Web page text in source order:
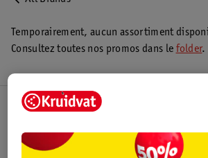
Temporairement, aucun assortiment
Consultez toutes nos promos dans le folder.